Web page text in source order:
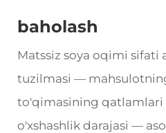
baholash
Matssiz soya oqimi sifati
tuzilmasi —
to'qimasining qatlamlari
o'xshashlik darajasi —